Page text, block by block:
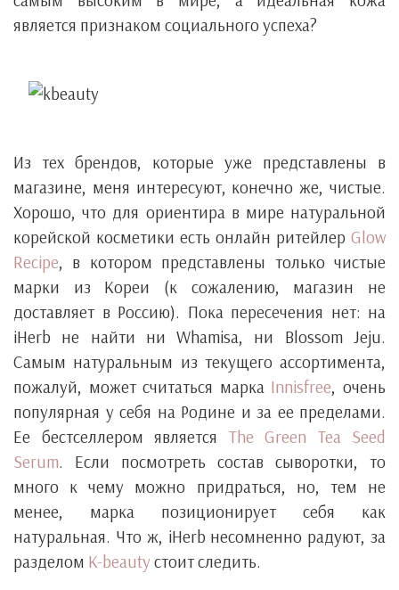
является признаком социального успеха?
Из тех брендов, которые уже представлены в
магазине, меня интересуют, конечно же, чистые.
Хорошо, что для ориентира в мире натуральной
корейской косметики есть онлайн ритейлер Glow
Recipe, в котором представлены только чистые
марки из Кореи (к сожалению, магазин не
доставляет в Россию). Пока пересечения нет: на
iHerb не найти ни Whamisa, ни Blossom Jeju.
Самым натуральным из текущего ассортимента,
пожалуй, может считаться марка Innisfree, очень
популярная у себя на Родине и за ее пределами.
Ее бестселлером является The Green Tea Seed
Serum. Если посмотреть состав сыворотки, то
много к чему можно придраться, но, тем не
менее, марка позиционирует себя как
натуральная. Что ж, iHerb несомненно радуют, за
разделом K-beauty стоит следить.